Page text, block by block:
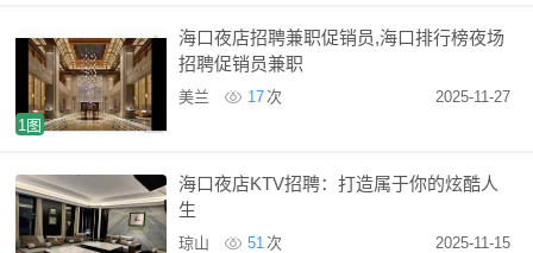
1图
海口夜店招聘兼职促销员,海口排行榜夜场
招聘促销员兼职
美兰 17 次 2025-11-27
海口夜店KTV招聘：打造属于你的炫酷人
生
琼山 51 次 2025-11-15